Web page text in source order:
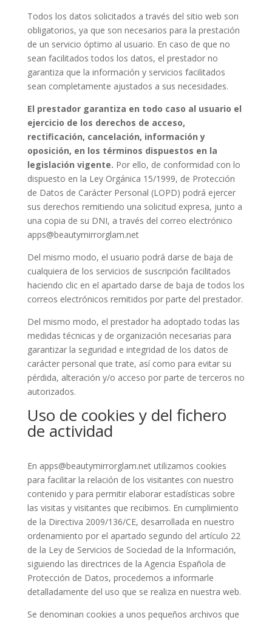
Todos los datos solicitados a través del sitio web son
obligatorios, ya que son necesarios para la prestación
de un servicio óptimo al usuario. En caso de que no
sean facilitados todos los datos, el prestador no
garantiza que la información y servicios facilitados
sean completamente ajustados a sus necesidades.
El prestador garantiza en todo caso al usuario el
ejercicio de los derechos de acceso,
rectificación, cancelación, información y
oposición, en los términos dispuestos en la
legislación vigente. Por ello, de conformidad con lo
dispuesto en la Ley Orgánica 15/1999, de Protección
de Datos de Carácter Personal (LOPD) podrá ejercer
sus derechos remitiendo una solicitud expresa, junto a
una copia de su DNI, a través del correo electrónico
apps@beautymirrorglam.net
Del mismo modo, el usuario podrá darse de baja de
cualquiera de los servicios de suscripción facilitados
haciendo clic en el apartado darse de baja de todos los
correos electrónicos remitidos por parte del prestador.
Del mismo modo, el prestador ha adoptado todas las
medidas técnicas y de organización necesarias para
garantizar la seguridad e integridad de los datos de
carácter personal que trate, así como para evitar su
pérdida, alteración y/o acceso por parte de terceros no
autorizados.
Uso de cookies y del fichero
de actividad
En apps@beautymirrorglam.net utilizamos cookies
para facilitar la relación de los visitantes con nuestro
contenido y para permitir elaborar estadísticas sobre
las visitas y visitantes que recibimos. En cumplimiento
de la Directiva 2009/136/CE, desarrollada en nuestro
ordenamiento por el apartado segundo del artículo 22
de la Ley de Servicios de Sociedad de la Información,
siguiendo las directrices de la Agencia Española de
Protección de Datos, procedemos a informarle
detalladamente del uso que se realiza en nuestra web.
Se denominan cookies a unos pequeños archivos que